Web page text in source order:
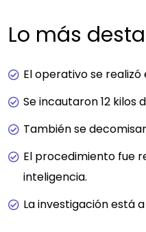
Lo más
El operativo se realizó
Se incautaron 12 kilos
También se
El procedimiento fue
inteligencia.
La investigación está